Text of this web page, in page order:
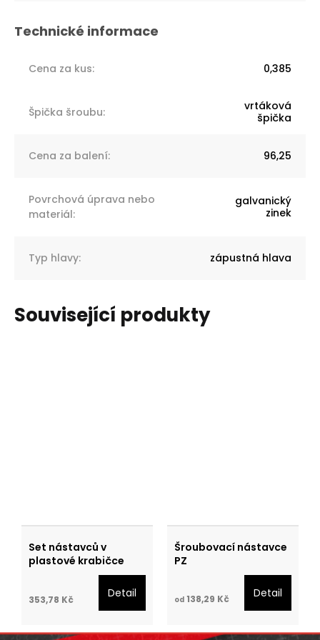
Cena za kus: 0,385
Špička šroubu:
vrtáková
špička
Cena za balení: 96,25
Povrchová úprava nebo
materiál:
galvanický
zinek
Typ hlavy: zápustná hlava
Související produkty
Set nástavců v
plastové krabičce
353,78 Kč Detail
Šroubovací nástavce
PZ
od 138,29 Kč Detail